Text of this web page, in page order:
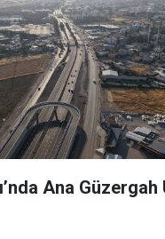
Ana Güzergah